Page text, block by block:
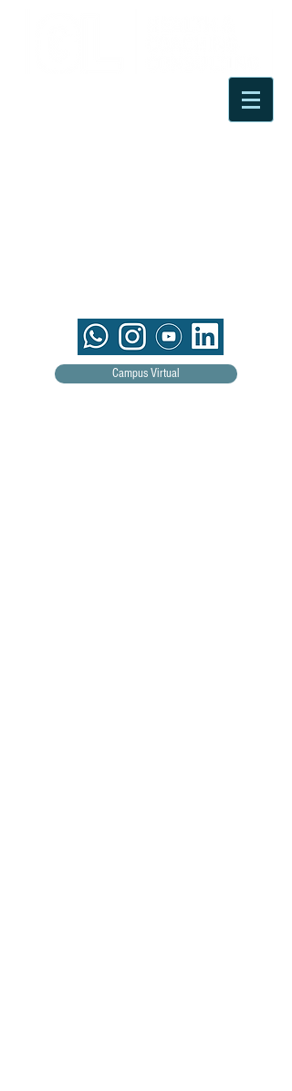
Campus Virtual